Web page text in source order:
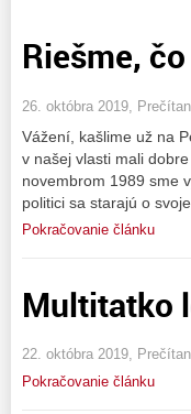
Riešme,
26. októbra 2019,
Vážení, kašlime už na
v našej vlasti mali
novembrom 1989 sme
politici sa starajú o
Pokračovanie článku
Multitatko
22. októbra 2019,
Pokračovanie článku